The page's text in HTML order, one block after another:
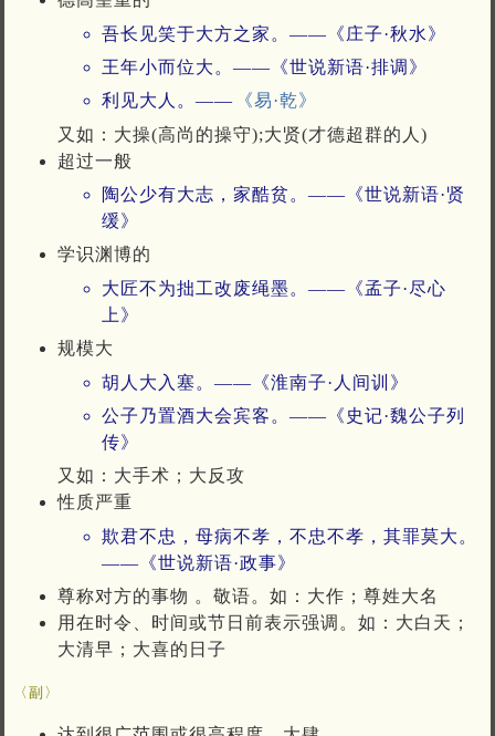
吾长见笑于大方之家。——《庄子·秋水》
王年小而位大。——《世说新语·排调》
利见大人。——
《易·乾》
又如：大操(高尚的操守);大贤(才德超群的人)
超过一般
陶公少有大志，家酷贫。——《世说新语·贤
缓》
学识渊博的
大匠不为拙工改废绳墨。——《孟子·尽心
上》
规模大
胡人大入塞。——《淮南子·人间训》
公子乃置酒大会宾客。——《史记·魏公子列
传》
又如：大手术；大反攻
性质严重
欺君不忠，母病不孝，不忠不孝，其罪莫大。
——《世说新语·政事》
尊称对方的事物 。敬语。如：大作；尊姓大名
用在时令、时间或节日前表示强调。如：大白天；
大清早；大喜的日子
〈副〉